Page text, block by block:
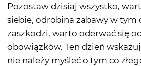
Pozostaw dzisiaj wszystko,
siebie, odrobina zabawy w tym
zaszkodzi, warto oderwać się
obowiązków. Ten dzień
nie należy myśleć o tym co